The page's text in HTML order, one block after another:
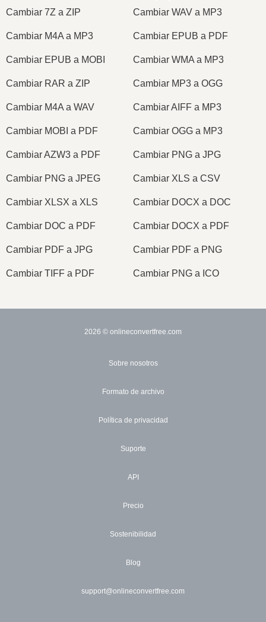
Cambiar 7Z a ZIP Cambiar WAV a MP3
Cambiar M4A a MP3 Cambiar EPUB a PDF
Cambiar EPUB a MOBI Cambiar WMA a MP3
Cambiar RAR a ZIP Cambiar MP3 a OGG
Cambiar M4A a WAV Cambiar AIFF a MP3
Cambiar MOBI a PDF Cambiar OGG a MP3
Cambiar AZW3 a PDF Cambiar PNG a JPG
Cambiar PNG a JPEG Cambiar XLS a CSV
Cambiar XLSX a XLS Cambiar DOCX a DOC
Cambiar DOC a PDF Cambiar DOCX a PDF
Cambiar PDF a JPG Cambiar PDF a PNG
Cambiar TIFF a PDF Cambiar PNG a ICO
2026 © onlineconvertfree.com
Sobre nosotros
Formato de archivo
Política de privacidad
Suporte
API
Precio
Sostenibilidad
Blog
support@onlineconvertfree.com